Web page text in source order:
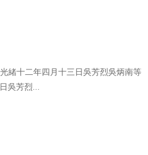
緒十二年四月十三日吳芳烈吳炳南等
吳芳烈...